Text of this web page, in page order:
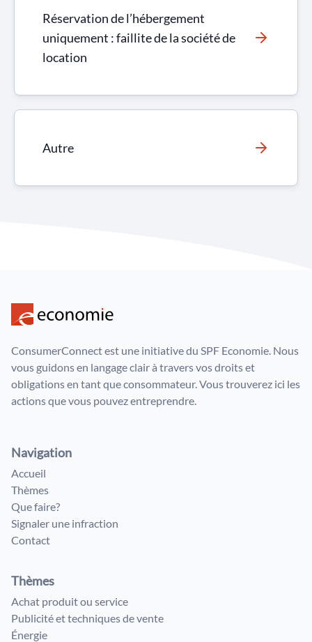
Réservation de l’hébergement
uniquement : faillite de la société de
location
Autre
ConsumerConnect est une initiative du SPF Economie. Nous
vous guidons en langage clair à travers vos droits et
obligations en tant que consommateur. Vous trouverez ici les
actions que vous pouvez entreprendre.
Navigation
Accueil
Thèmes
Que faire?
Signaler une infraction
Contact
Thèmes
Achat produit ou service
Publicité et techniques de vente
Énergie